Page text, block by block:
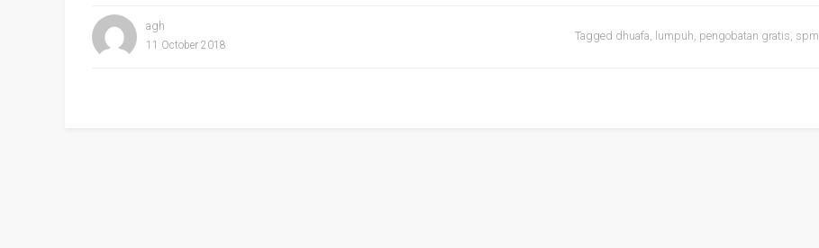
Tagged dhuafa, lumpuh, pengobatan gratis, spm
agh
11 October 2018